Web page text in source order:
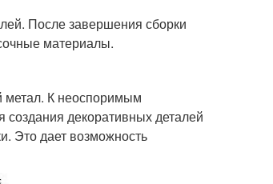
После завершения сборки
материалы.
метал. К неоспоримым
создания декоративных деталей
Это дает возможность